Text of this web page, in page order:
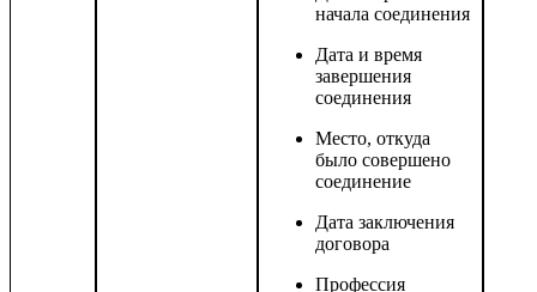
начала соединения
Дата и время
завершения
соединения
Место, откуда
было совершено
соединение
Дата заключения
договора
Профессия